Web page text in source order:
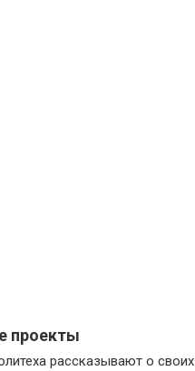
проекты
рассказывают о своих